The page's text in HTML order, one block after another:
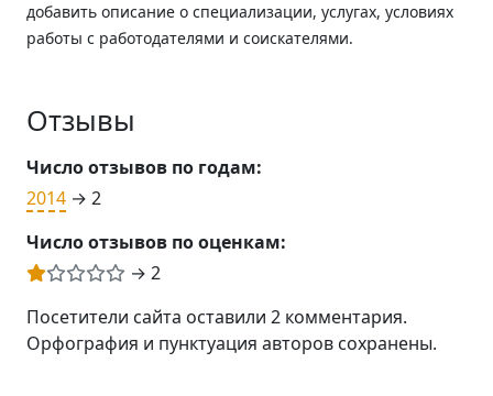
добавить описание о специализации, услугах, условиях
работы с работодателями и соискателями.
Отзывы
Число отзывов по годам:
2014 → 2
Число отзывов по оценкам:
→ 2
Посетители сайта оставили 2 комментария.
Орфография и пунктуация авторов сохранены.